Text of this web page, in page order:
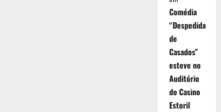
Comédia
“Despedida
de
Casados”
esteve no
Auditório
do Casino
Estoril